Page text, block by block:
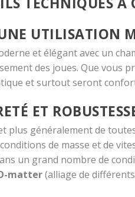
UTILISATION
et élégant avec un
des joues. Que vous
et surtout seront
ET
plus généralement de
de masse et de
un grand nombre de
matter(alliage de